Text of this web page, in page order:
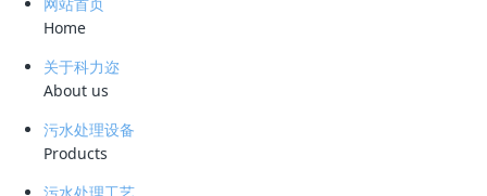
Home
关于科力迩
About us
污水处理设备
Products
污水处理工艺
文件版本 ：
文件类型 ：
立即下载
在石油及其副产品的加工流程中，如常减压、催化裂化、延迟焦化和催化